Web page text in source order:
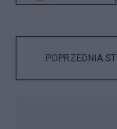
POPRZEDNIA